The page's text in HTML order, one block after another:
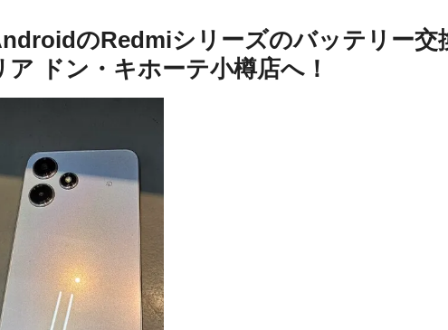
のRedmiシリーズのバッテリー交
ア ドン・キホーテ小樽店へ！